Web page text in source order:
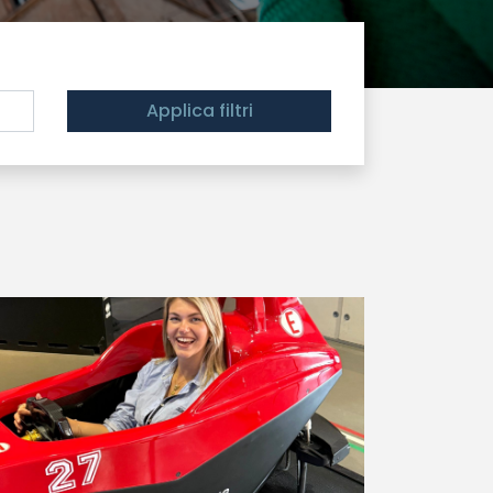
Applica filtri